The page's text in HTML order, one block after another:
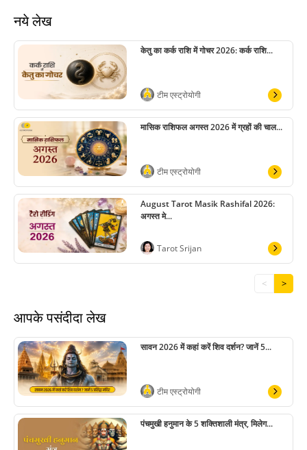
नये लेख
केतु का कर्क राशि में गोचर 2026: कर्क राशि...
टीम एस्ट्रोयोगी
मासिक राशिफल अगस्त 2026 में ग्रहों की चाल...
टीम एस्ट्रोयोगी
August Tarot Masik Rashifal 2026:
अगस्त मे...
Tarot Srijan
< >
आपके पसंदीदा लेख
सावन 2026 में कहां करें शिव दर्शन? जानें 5...
टीम एस्ट्रोयोगी
पंचमुखी हनुमान के 5 शक्तिशाली मंत्र, मिलेग...